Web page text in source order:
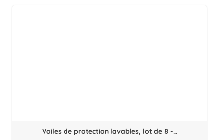
Voiles de protection lavables, lot de 8 -...